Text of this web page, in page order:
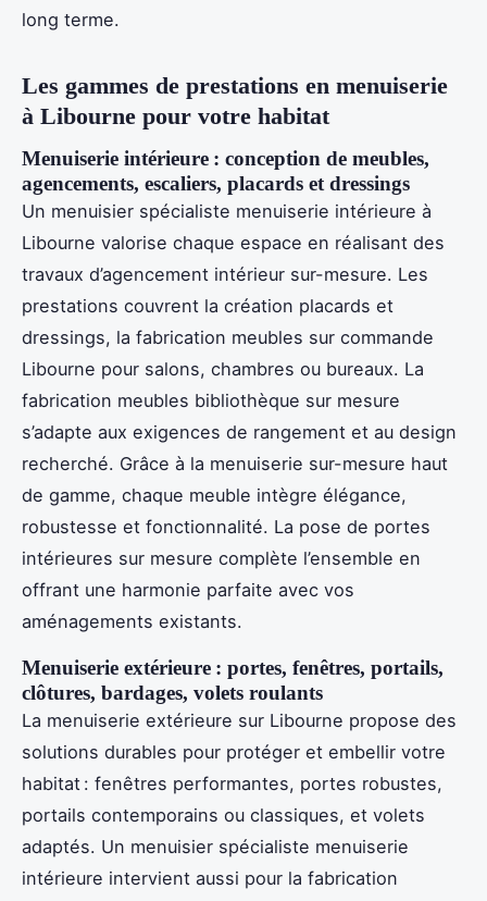
long terme.
Les gammes de prestations en menuiserie
à Libourne pour votre habitat
Menuiserie intérieure : conception de meubles,
agencements, escaliers, placards et dressings
Un menuisier spécialiste menuiserie intérieure à
Libourne valorise chaque espace en réalisant des
travaux d’agencement intérieur sur-mesure. Les
prestations couvrent la création placards et
dressings, la fabrication meubles sur commande
Libourne pour salons, chambres ou bureaux. La
fabrication meubles bibliothèque sur mesure
s’adapte aux exigences de rangement et au design
recherché. Grâce à la menuiserie sur-mesure haut
de gamme, chaque meuble intègre élégance,
robustesse et fonctionnalité. La pose de portes
intérieures sur mesure complète l’ensemble en
offrant une harmonie parfaite avec vos
aménagements existants.
Menuiserie extérieure : portes, fenêtres, portails,
clôtures, bardages, volets roulants
La menuiserie extérieure sur Libourne propose des
solutions durables pour protéger et embellir votre
habitat : fenêtres performantes, portes robustes,
portails contemporains ou classiques, et volets
adaptés. Un menuisier spécialiste menuiserie
intérieure intervient aussi pour la fabrication